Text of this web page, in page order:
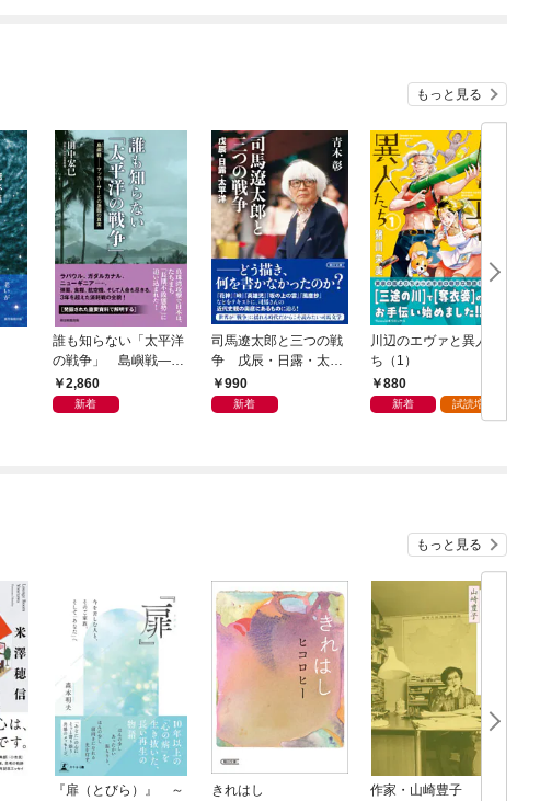
もっと見る
誰も知らない「太平洋
の戦争」 島嶼戦――
マッカーサーとの激闘
の真実
2,860
新着
司馬遼太郎と三つの戦
争 戊辰・日露・太平
洋990
新着
川辺のエヴァと異人た
ち（1）
880
新着 試読増量
もっと見る
『扉（とびら）』 ～
きれはし 作家・山崎豊子